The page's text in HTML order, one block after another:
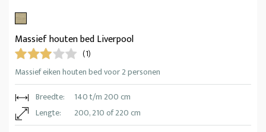
Massief houten bed Liverpool
(1)
Massief eiken houten bed voor 2 personen
Breedte:
140 t/m 200 cm
Lengte:
200, 210 of 220 cm